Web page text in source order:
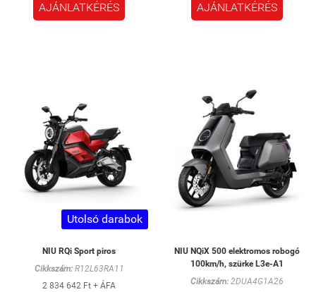
AJÁNLATKÉRÉS AJÁNLATKÉRÉS
Utolsó darabok
NIU RQi Sport piros
Cikkszám:R12L63RA11
2 834 642 Ft + ÁFA
NIU NQiX 500 elektromos robogó
100km/h, szürke L3e-A1
Cikkszám: 2DUA4G1A26